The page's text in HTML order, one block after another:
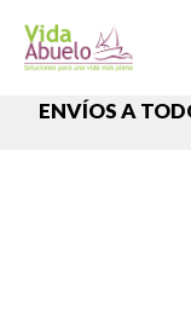
ENVÍOS A